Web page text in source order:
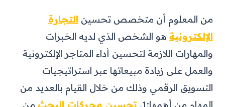
من المعلوم أن متخصص تحسين التجارة
الإلكترونية هو الشخص الذي لديه الخبرات
والمهارات اللازمة لتحسين أداء المتاجر الإلكترونية
والعمل على زيادة مبيعاتها عبر استراتيجيات
التسويق الرقمي وذلك من خلال القيام بالعديد من